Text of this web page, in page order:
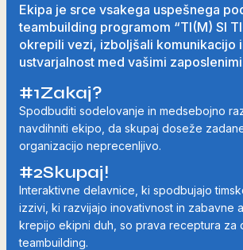
Ekipa je srce vsakega uspešnega
teambuilding programom “TI(M) SI
okrepili vezi, izboljšali komunikacijo
ustvarjalnost med vašimi
#1Zakaj?
Spodbuditi sodelovanje in medsebojno
navdihniti ekipo, da skupaj doseže
organizacijo neprecenljivo.
#2Skupaj!
Interaktivne delavnice, ki spodbujajo
izzivi, ki razvijajo inovativnost in zabavne
krepijo ekipni duh, so prava receptura za
teambuilding.